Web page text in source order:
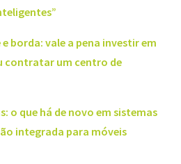
borda: vale a pena investir em
contratar um centro de
o que há de novo em sistemas
integrada para móveis